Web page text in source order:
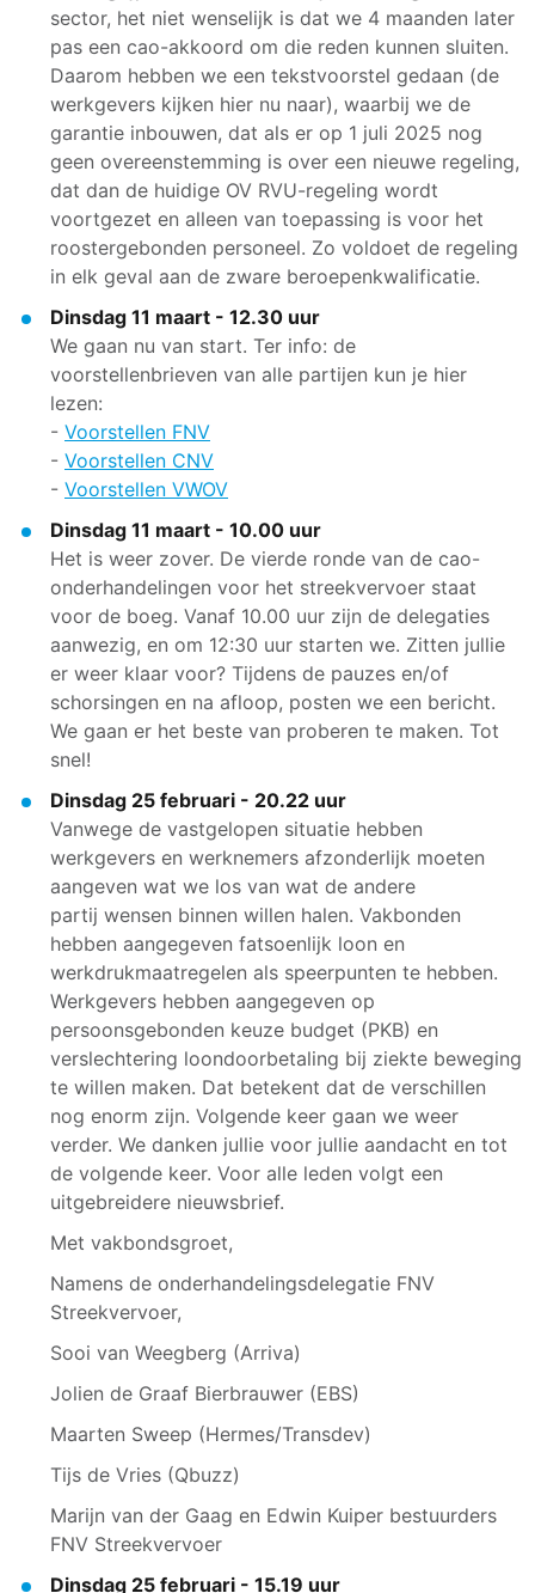
sector, het niet wenselijk is dat we 4 maanden later
pas een cao-akkoord om die reden kunnen sluiten.
Daarom hebben we een tekstvoorstel gedaan (de
werkgevers kijken hier nu naar), waarbij we de
garantie inbouwen, dat als er op 1 juli 2025 nog
geen overeenstemming is over een nieuwe regeling,
dat dan de huidige OV RVU-regeling wordt
voortgezet en alleen van toepassing is voor het
roostergebonden personeel. Zo voldoet de regeling
in elk geval aan de zware beroepenkwalificatie.
Dinsdag 11 maart - 12.30 uur
We gaan nu van start. Ter info: de
voorstellenbrieven van alle partijen kun je hier
lezen:
- Voorstellen FNV
- Voorstellen CNV
- Voorstellen VWOV
Dinsdag 11 maart - 10.00 uur
Het is weer zover. De vierde ronde van de cao-
onderhandelingen voor het streekvervoer staat
voor de boeg. Vanaf 10.00 uur zijn de delegaties
aanwezig, en om 12:30 uur starten we. Zitten jullie
er weer klaar voor? Tijdens de pauzes en/of
schorsingen en na afloop, posten we een bericht.
We gaan er het beste van proberen te maken. Tot
snel!
Dinsdag 25 februari - 20.22 uur
Vanwege de vastgelopen situatie hebben
werkgevers en werknemers afzonderlijk moeten
aangeven wat we los van wat de andere
partij wensen binnen willen halen. Vakbonden
hebben aangegeven fatsoenlijk loon en
werkdrukmaatregelen als speerpunten te hebben.
Werkgevers hebben aangegeven op
persoonsgebonden keuze budget (PKB) en
verslechtering loondoorbetaling bij ziekte beweging
te willen maken. Dat betekent dat de verschillen
nog enorm zijn. Volgende keer gaan we weer
verder. We danken jullie voor jullie aandacht en tot
de volgende keer. Voor alle leden volgt een
uitgebreidere nieuwsbrief.
Met vakbondsgroet,
Namens de onderhandelingsdelegatie FNV
Streekvervoer,
Sooi van Weegberg (Arriva)
Jolien de Graaf Bierbrauwer (EBS)
Maarten Sweep (Hermes/Transdev)
Tijs de Vries (Qbuzz)
Marijn van der Gaag en Edwin Kuiper bestuurders
FNV Streekvervoer
Dinsdag 25 februari - 15.19 uur